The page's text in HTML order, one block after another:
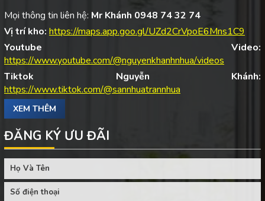
Mọi thông tin liên hệ: Mr Khánh 0948 74 32 74
Vị trí kho: https://maps.app.goo.gl/UZd2CrVpoE6Mns1C9
Youtube Video:
https://www.youtube.com/@nguyenkhanhnhua/videos
Tiktok Nguyễn Khánh:
https://www.tiktok.com/@sannhuatrannhua
XEM THÊM
ĐĂNG KÝ ƯU ĐÃI